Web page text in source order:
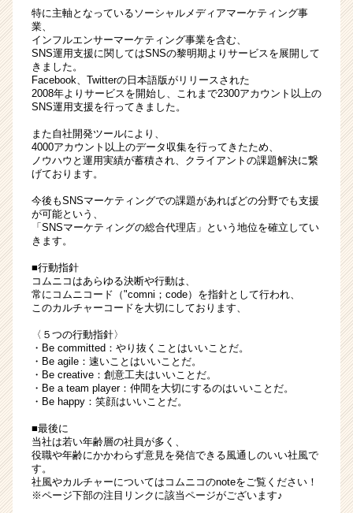
せ
か？
|
ベ
ン
チ
ー・
成
業
か
ウ
ト
く
就
活
サ
ト
チ
キ
ャ
特に主軸となっているソーシャルメディアマーケティング事
業、
インフルエンサーマーケティング事業を含む、
SNS運用支援に関してはSNSの黎明期よりサービスを展開して
きました。
Facebook、Twitterの日本語版がリリースされた
2008年よりサービスを開始し、これまで2300アカウント以上の
SNS運用支援を行ってきました。
また自社開発ツールにより、
4000アカウント以上のデータ収集を行ってきたため、
ノウハウと運用実績が蓄積され、クライアントの課題解決に繋
げております。
今後もSNSマーケティングでの課題があればどの分野でも支援
が可能という、
「SNSマーケティングの総合代理店」という地位を確立してい
きます。
■行動指針
コムニコはあらゆる決断や行動は、
常にコムニコード（"comni；code）を指針として行われ、
このカルチャーコードを大切にしております、
〈５つの行動指針〉
・Be committed：やり抜くことはいいことだ。
・Be agile：速いことはいいことだ。
・Be creative：創意工夫はいいことだ。
・Be a team player：仲間を大切にするのはいいことだ。
・Be happy：笑顔はいいことだ。
■最後に
当社は若い年齢層の社員が多く、
役職や年齢にかかわらず意見を発信できる風通しのいい社風で
す。
社風やカルチャーについてはコムニコのnoteをご覧ください！
※ページ下部の注目リンクに該当ページがございます♪